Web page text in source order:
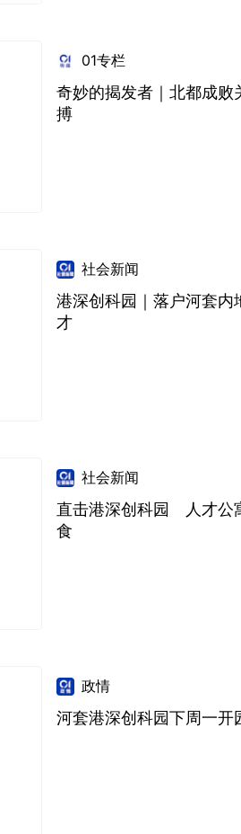
01专栏
奇妙的揭发者｜北都成败
搏
社会新闻
港深创科园｜落户河套
才
社会新闻
直击港深创科园 人才公
食
政情
河套港深创科园下周一